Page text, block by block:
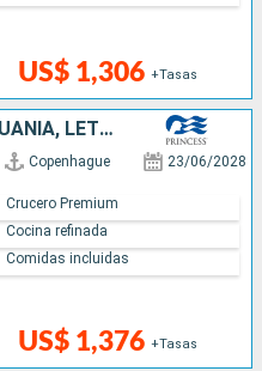
US$ 1,306 +Tasas
DINAMARCA, ALEMANIA, LITUANIA, LETONIA, ESTONIA, FINLANDIA
Copenhague 23/06/2028
US$ 1,376 +Tasas
Crucero Premium
Cocina refinada
Comidas incluidas